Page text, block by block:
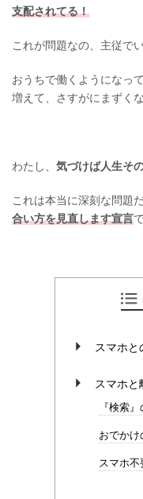
支配されてる！
これが問題なの、主従で
おうちで働くようになっ
増えて、さすがにまずく
わたし、 気づけば人生そ
これは本当に深刻な問題
合い方を見直します宣言
スマホと
スマホ
『検索
おでかけ
スマホ